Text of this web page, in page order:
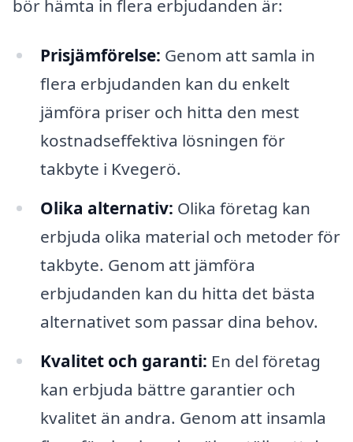
bör hämta in flera erbjudanden är:
Prisjämförelse: Genom att samla in
flera erbjudanden kan du enkelt
jämföra priser och hitta den mest
kostnadseffektiva lösningen för
takbyte i Kvegerö.
Olika alternativ: Olika företag kan
erbjuda olika material och metoder för
takbyte. Genom att jämföra
erbjudanden kan du hitta det bästa
alternativet som passar dina behov.
Kvalitet och garanti: En del företag
kan erbjuda bättre garantier och
kvalitet än andra. Genom att insamla